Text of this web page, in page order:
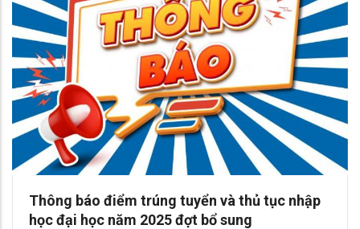
Thông báo điểm trúng tuyển và thủ tục nhập
học đại học năm 2025 đợt bổ sung